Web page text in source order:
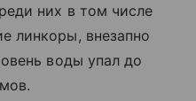
них в том числе
линкоры, внезапно
воды упал до